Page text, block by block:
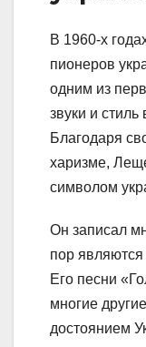
В 1960-х
пионеров
одним из
звуки и стиль
Благодаря
харизме,
символом
Он записал
пор являются
Его песни
многие
достоянием